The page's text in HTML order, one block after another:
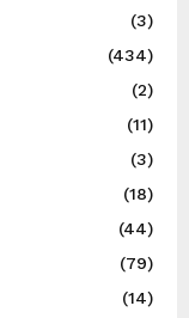
(3)
(434)
(2)
(11)
(3)
(18)
(44)
(79)
(14)